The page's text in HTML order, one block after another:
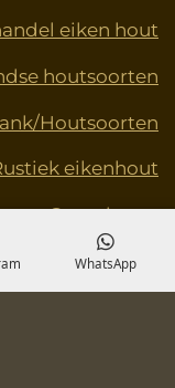
eiken hout
houtsoorten
Houtsoorten
eikenhout
Grote iepen
– Doe-het-zelf
WhatsApp